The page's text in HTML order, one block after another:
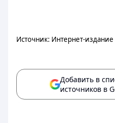
Источник: Интернет-издание
Добавить в
источников в